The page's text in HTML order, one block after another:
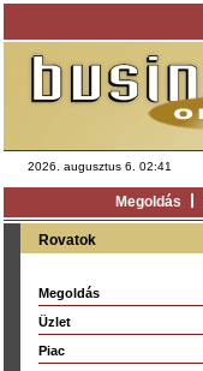
2026. augusztus 6. 02:41
Megoldás
Rovatok
Megoldás
Üzlet
Piac